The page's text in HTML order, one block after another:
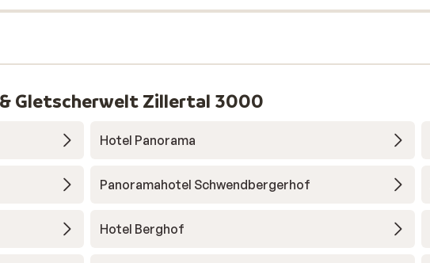
Gletscherwelt Zillertal 3000
Hotel Panorama
Panoramahotel Schwendbergerhof
Hotel Berghof